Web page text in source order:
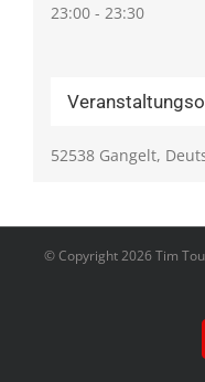
23:00 - 23:30
52538 Gangelt,
© Copyright2026 Tim